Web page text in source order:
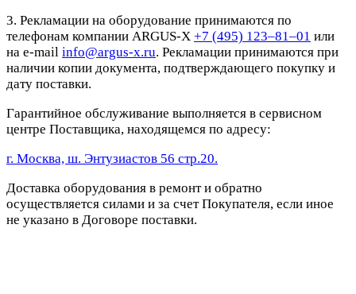
3. Рекламации на оборудование принимаются по
телефонам компании ARGUS-X +7 (495) 123–81–01 или
на e-mail info@argus-x.ru. Рекламации принимаются при
наличии копии документа, подтверждающего покупку и
дату поставки.
Гарантийное обслуживание выполняется в сервисном
центре Поставщика, находящемся по адресу:
г. Москва, ш. Энтузиастов 56 стр.20.
Доставка оборудования в ремонт и обратно
осуществляется силами и за счет Покупателя, если иное
не указано в Договоре поставки.